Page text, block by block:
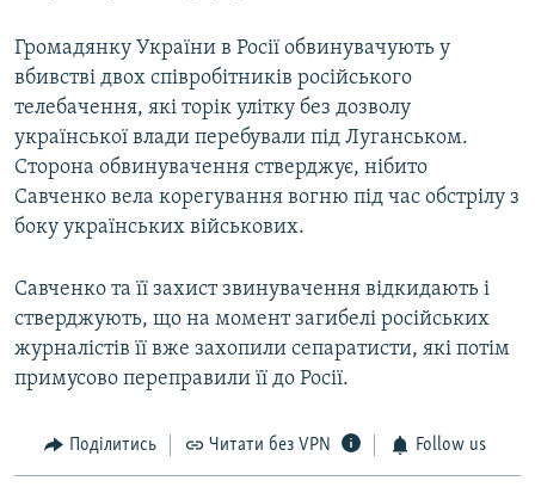
​Громадянку України в Росії обвинувачують у
вбивстві двох співробітників російського
телебачення, які торік улітку без дозволу
української влади перебували під Луганськом.
Сторона обвинувачення стверджує, нібито
Савченко вела корегування вогню під час обстрілу з
боку українських військових.
Савченко та її захист звинувачення відкидають і
стверджують, що на момент загибелі російських
журналістів її вже захопили сепаратисти, які потім
примусово переправили її до Росії.
Поділитись Читати без VPN Follow us